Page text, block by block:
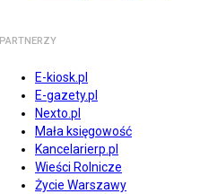
PARTNERZY
E-kiosk.pl
E-gazety.pl
Nexto.pl
Mała księgowość
Kancelarierp.pl
Wieści Rolnicze
Życie Warszawy